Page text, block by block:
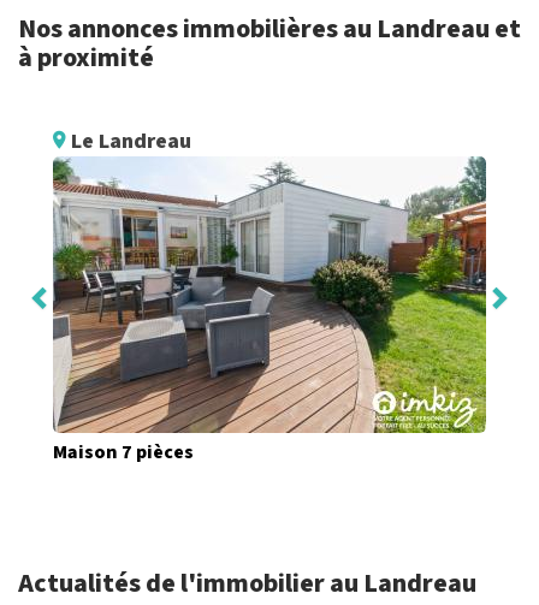
Nos annonces immobilières au Landreau et
à proximité
Le Landreau
Maison 7 pièces
Actualités de l'immobilier au Landreau